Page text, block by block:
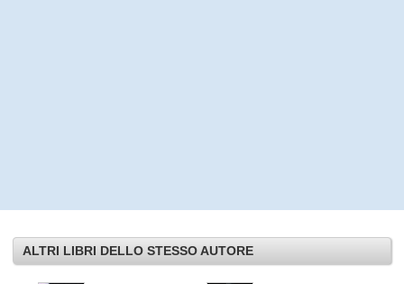
ALTRI LIBRI DELLO STESSO AUTORE